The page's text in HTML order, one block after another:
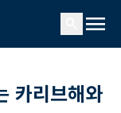
menu
카리브해와